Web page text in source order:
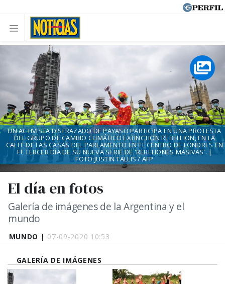
MUNDO | 07-09-2020 10:53
El día en fotos
Galería de imágenes de la Argentina y el
mundo
UN ACTIVISTA DISFRAZADO DE PAYASO PARTICIPA EN UNA PROTESTA
DEL GRUPO DE CAMBIO CLIMÁTICO EXTINCTION REBELLION, EN LA
CALLE DE LAS CASAS DEL PARLAMENTO EN EL CENTRO DE LONDRES EN
EL TERCER DÍA DE SU NUEVA SERIE DE 'REBELIONES MASIVAS'. |
FOTO:JUSTIN TALLIS / AFP
GALERÍA DE IMÁGENES